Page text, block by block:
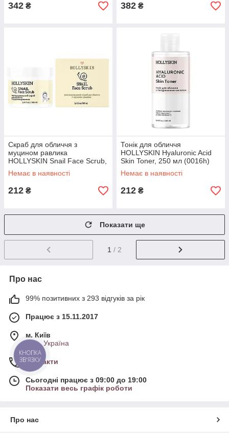
342 ₴ 382 ₴
Скраб для обличчя з
муцином равлика
HOLLYSKIN Snail Face Scrub,
100 г (0210h)
Немає в наявності
212 ₴
Тонік для обличчя
HOLLYSKIN Hyaluronic Acid
Skin Toner, 250 мл (0016h)
Немає в наявності
212 ₴
Показати ще
1 / 2
Про нас
99% позитивних з 293 відгуків за рік
Працює з 15.11.2017
м. Київ
Київ, Україна
Контакти
Сьогодні працює з 09:00 до 19:00
Показати весь графік роботи
Про нас
КНОПКА
ЗВ'ЯЗКУ